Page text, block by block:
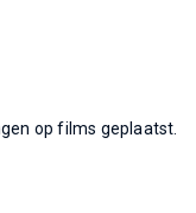
op films geplaatst.